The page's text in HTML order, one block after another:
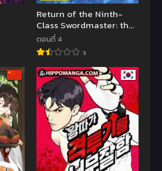
Return of the Ninth-
Class Swordmaster: the
Seeker of the Sword
ตอนที่ 4
3